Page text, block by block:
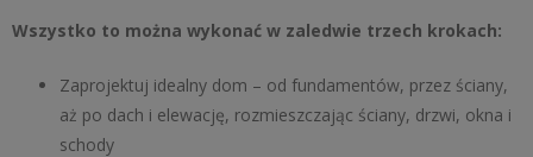
Wszystko to można wykonać w zaledwie trzech krokach:
Zaprojektuj idealny dom – od fundamentów, przez ściany,
aż po dach i elewację, rozmieszczając ściany, drzwi, okna i
schody